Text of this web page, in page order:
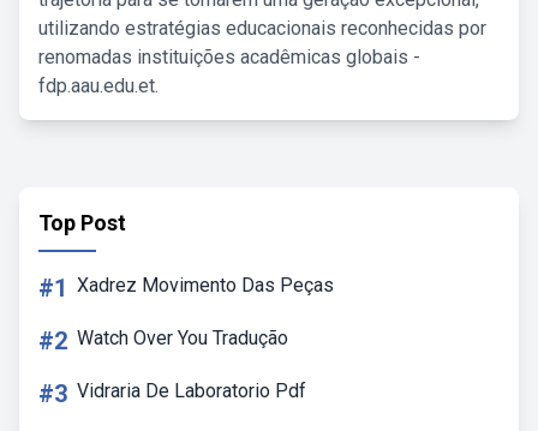
utilizando estratégias educacionais reconhecidas por
renomadas instituições acadêmicas globais -
fdp.aau.edu.et.
Top Post
#1 Xadrez Movimento Das Peças
#2 Watch Over You Tradução
#3 Vidraria De Laboratorio Pdf